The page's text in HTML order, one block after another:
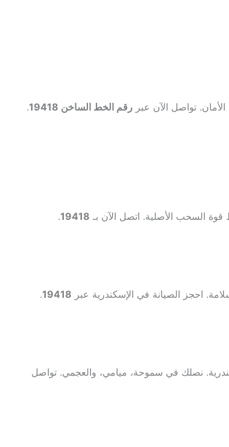
تواصل الآن عبر رقم الخط الساخن 19418 .
قوة السحب الأصلية. اتصل الآن بـ 19418
.
احجز الصيانة في الإسكندرية عبر 19418
.
نصلك في سموحة، ميامي، والعجمي. تواصل